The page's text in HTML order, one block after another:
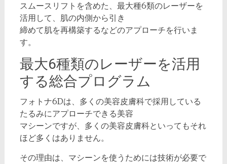
スムースリフトを含めた、最大種6類のレーザーを
活用して、肌の内側から引き
締めて肌を再構築するなどのアプローチを行いま
す。
最大6種類のレーザーを活用
する総合プログラム
フォトナ6Dは、多くの美容皮膚科で採用している
たるみにアプローチできる美容
マシーンですが、多くの美容皮膚科といってもそれ
ほど多くはありません。
その理由は、マシーンを使うためには技術が必要で